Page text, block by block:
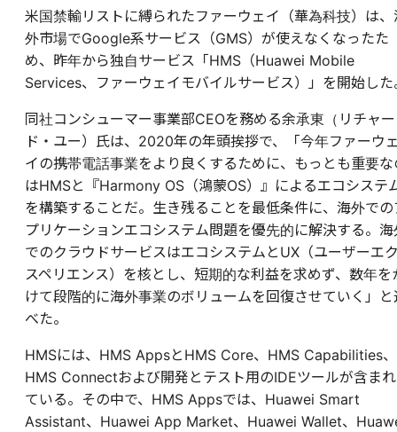
米国禁輸リストに縛られたファーウェイ（華為科技）は、
外市場でGoogle系サービス（GMS）が使えなくなったた
め、昨年から独自サービス「HMS（Huawei Mobile
Services、ファーウェイモバイルサービス）」を開始した
同社コンシューマー事業部CEOを務める余承東（リチャー
ド・ユー）氏は、2020年の年頭挨拶で、「今年ファーウ
イの携帯電話事業をより良くするために、もっとも重要な
はHMSと『Harmony OS（鴻蒙OS）』によるエコシステ
を構築することだ。生き残ることを最低条件に、海外での
プリケーションエコシステム問題を優先的に解決する。海
でのクラウドサービスはエコシステムとUX（ユーザーエ
スペリエンス）を核とし、短期的な利益を求めず、数年を
けて段階的に海外事業のボリュームを回復させていく」と
べた。
HMSには、HMS AppsとHMS Core、HMS Capabilities、
HMS Connectおよび開発とテスト用のIDEツールが含まれ
ている。その中で、HMS Appsでは、Huawei Smart
Assistant、Huawei App Market、Huawei Wallet、